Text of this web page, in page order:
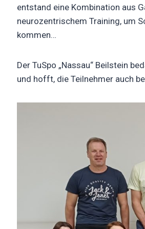
entstand eine Kombination aus
neurozentrischem Training, um
kommen…
Der TuSpo „Nassau“ Beilstein
und hofft, die Teilnehmer auch